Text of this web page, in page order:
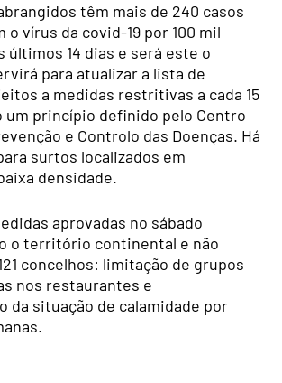
têm mais de 240 casos
o vírus da covid-19 por 100 mil
últimos 14 dias e será este o
para atualizar a lista de
a medidas restritivas a cada 15
um princípio definido pelo Centro
e Controlo das Doenças. Há
surtos localizados em
densidade.
aprovadas no sábado
o território continental e não
concelhos: limitação de grupos
nos restaurantes e
da situação de calamidade por